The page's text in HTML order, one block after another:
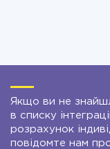
Якщо ви не
в списку
розрахунок
повідомте нам